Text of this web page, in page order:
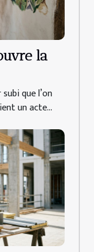
la
que l’on
un acte...